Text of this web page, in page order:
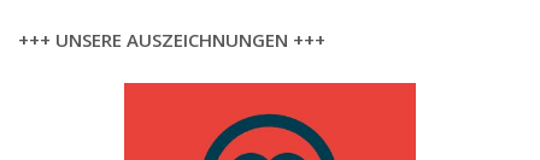
+++ UNSERE AUSZEICHNUNGEN +++